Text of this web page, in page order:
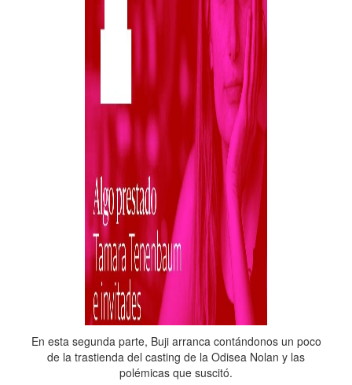
En esta segunda parte, Buji arranca contándonos un poco
de la trastienda del casting de la Odisea Nolan y las
polémicas que suscitó.